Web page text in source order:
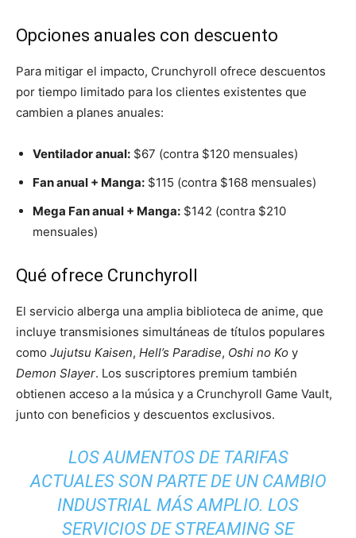
Opciones anuales con descuento
Para mitigar el impacto, Crunchyroll ofrece descuentos
por tiempo limitado para los clientes existentes que
cambien a planes anuales:
Ventilador anual: $67 (contra $120 mensuales)
Fan anual + Manga: $115 (contra $168 mensuales)
Mega Fan anual + Manga: $142 (contra $210
mensuales)
Qué ofrece Crunchyroll
El servicio alberga una amplia biblioteca de anime, que
incluye transmisiones simultáneas de títulos populares
como Jujutsu Kaisen, Hell’s Paradise, Oshi no Ko y
Demon Slayer. Los suscriptores premium también
obtienen acceso a la música y a Crunchyroll Game Vault,
junto con beneficios y descuentos exclusivos.
LOS AUMENTOS DE TARIFAS
ACTUALES SON PARTE DE UN CAMBIO
INDUSTRIAL MÁS AMPLIO. LOS
SERVICIOS DE STREAMING SE